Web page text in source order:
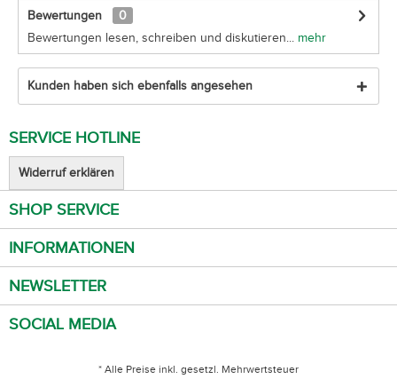
Bewertungen
0
Bewertungen lesen, schreiben und diskutieren... mehr
Kunden haben sich ebenfalls angesehen
SERVICE HOTLINE
Widerruf erklären
SHOP SERVICE
INFORMATIONEN
NEWSLETTER
SOCIAL MEDIA
* Alle Preise inkl. gesetzl. Mehrwertsteuer